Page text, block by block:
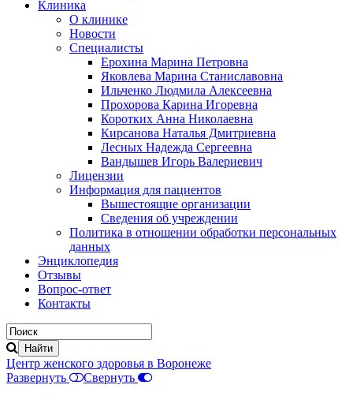
Клиника
О клинике
Новости
Специалисты
Ерохина Марина Петровна
Яковлева Марина Станиславовна
Ильченко Людмила Алексеевна
Прохорова Карина Игоревна
Коротких Анна Николаевна
Кирсанова Наталья Дмитриевна
Лесных Надежда Сергеевна
Вандышев Игорь Валериевич
Лицензии
Информация для пациентов
Вышестоящие организации
Сведения об учреждении
Политика в отношении обработки персональных
данных
Энциклопедия
Отзывы
Вопрос-ответ
Контакты
Центр женского здоровья в Воронеже
Развернуть
Свернуть